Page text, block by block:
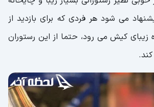
می شود هر فردی که برای بازدید از
زیبای کیش می رود، حتما از این رستوران